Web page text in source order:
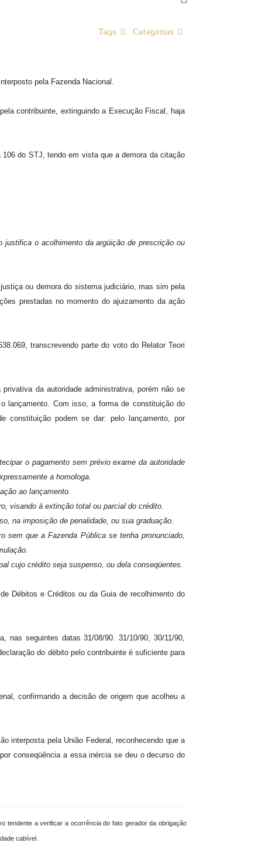
Categorias
Tags
pela Fazenda Nacional.
contribuinte, extinguindo a Execução Fiscal, haja
do STJ, tendo em vista que a demora da citação
o acolhimento da argüição de prescrição ou
ou demora do sistema judiciário, mas sim pela
prestadas no momento do ajuizamento da ação
transcrevendo parte do voto do Relator Teori
da autoridade administrativa, porém não se
lançamento. Com isso, a forma de constituição do
constituição podem se dar: pelo lançamento, por
o pagamento sem prévio exame da autoridade
a homologa.
ao lançamento.
visando à extinção total ou parcial do crédito.
na imposição de penalidade, ou sua graduação.
sem que a Fazenda Pública se tenha pronunciado,
cujo crédito seja suspenso, ou dela conseqüentes.
Débitos e Créditos ou da Guia de recolhimento do
nas seguintes datas 31/08/90. 31/10/90, 30/11/90,
do débito pelo contribuinte é suficiente para
confirmando a decisão de origem que acolheu a
interposta pela União Federal, reconhecendo que a
conseqüência a essa inércia se deu o decurso do
tendente a verificar a ocorrência do fato gerador da obrigação
cabível.